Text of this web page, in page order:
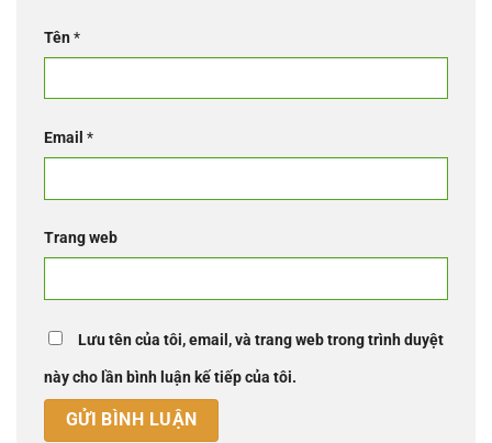
Tên*
Email *
Trang web
Lưu tên của tôi, email, và trang web trong trình duyệt
này cho lần bình luận kế tiếp của tôi.